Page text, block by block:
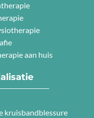
aan huis
kruisbandblessure